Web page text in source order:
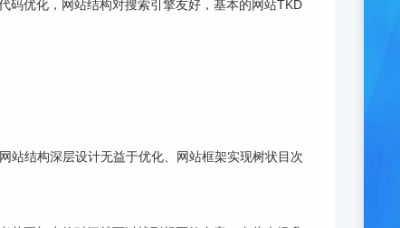
码优化，网站结构对搜索引擎友好，基本的网站TKD
站结构深层设计无益于优化、网站框架实现树状目次